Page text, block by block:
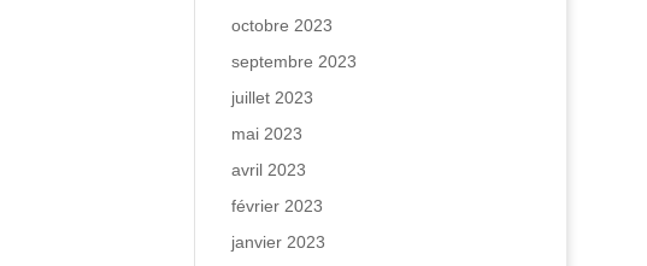
octobre 2023
septembre 2023
juillet 2023
mai 2023
avril 2023
février 2023
janvier 2023